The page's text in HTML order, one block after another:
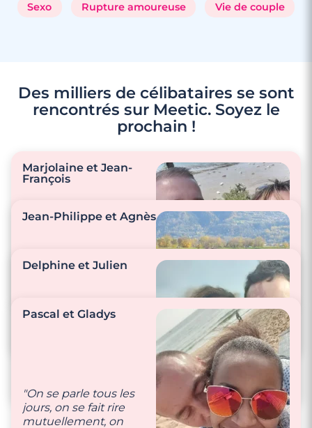
Rencontre à Sceaux
Sexo Rupture amoureuse Vie de couple
Des milliers de célibataires se sont
rencontrés sur Meetic. Soyez le
prochain !
Marjolaine et Jean-
François
surprend…
Préparation des plats
moto…"
Jean-Philippe et Agnès
"Nous prenons soin
Delphine et Julien
pour nous très
importants."
Pascal et Gladys
"On se parle tous les
jours, on se fait rire
mutuellement, on